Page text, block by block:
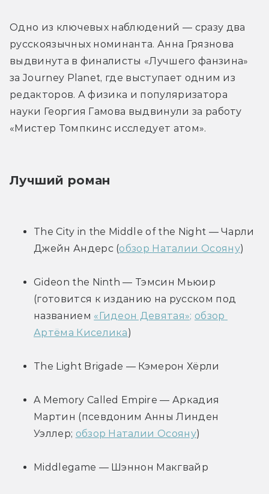
Одно из ключевых наблюдений — сразу два
русскоязычных номинанта. Анна Грязнова
выдвинута в финалисты «Лучшего фанзина»
за Journey Planet, где выступает одним из
редакторов. А физика и популяризатора
науки Георгия Гамова выдвинули за работу
«Мистер Томпкинс исследует атом».
Лучший роман
The City in the Middle of the Night — Чарли
Джейн Андерс (обзор Наталии Осояну)
Gideon the Ninth — Тэмсин Мьюир
(готовится к изданию на русском под
названием «Гидеон Девятая»; обзор
Артёма Киселика)
The Light Brigade — Кэмерон Хёрли
A Memory Called Empire — Аркадия
Мартин (псевдоним Анны Линден
Уэллер; обзор Наталии Осояну)
Middlegame — Шэннон Макгвайр